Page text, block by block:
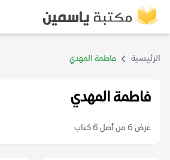
الرئيسية فاطمة المهدي
فاطمة المهدي
عرض 6 من أصل 6 كتاب